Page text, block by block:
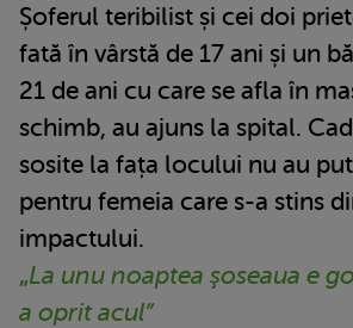
Șoferul teribilist și cei doi
fată în vârstă de 17 ani și un
21 de ani cu care se afla în
schimb, au ajuns la spital.
sosite la fața locului nu au
pentru femeia care s-a stins
impactului.
„La unu noaptea şoseaua e
a oprit acul”